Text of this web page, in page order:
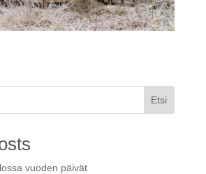
Etsi
vuoden päivät